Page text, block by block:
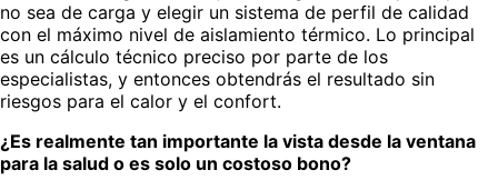
no sea de carga y elegir un sistema de perfil de calidad
con el máximo nivel de aislamiento térmico. Lo principal
es un cálculo técnico preciso por parte de los
especialistas, y entonces obtendrás el resultado sin
riesgos para el calor y el confort.
¿Es realmente tan importante la vista desde la ventana
para la salud o es solo un costoso bono?